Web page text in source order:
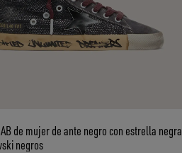
de mujer de ante negro con estrella negra
negros